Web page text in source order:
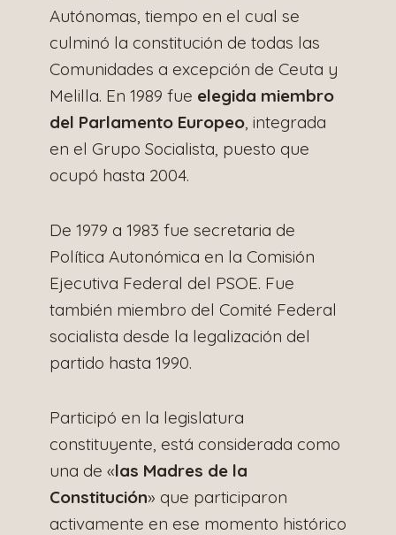
Autónomas, tiempo en el cual se
culminó la constitución de todas las
Comunidades a excepción de Ceuta y
Melilla. En 1989 fue elegida miembro
del Parlamento Europeo , integrada
en el Grupo Socialista, puesto que
ocupó hasta 2004.
De 1979 a 1983 fue secretaria de
Política Autonómica en la Comisión
Ejecutiva Federal del PSOE. Fue
también miembro del Comité Federal
socialista desde la legalización del
partido hasta 1990.
Participó en la legislatura
constituyente, está considerada como
una de «las Madres de la
Constitución» que participaron
activamente en ese momento histórico